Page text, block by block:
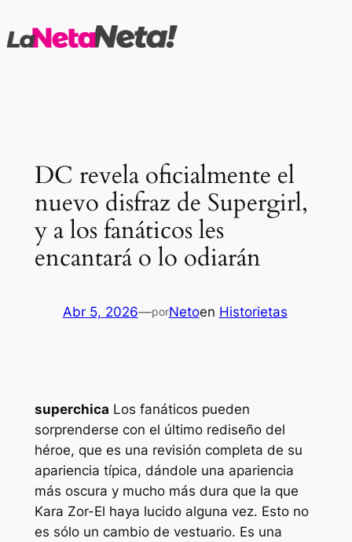
al
DC revela oficialmente el
nuevo disfraz de Supergirl,
y a los fanáticos les
encantará o lo odiarán
Abr 5, 2026—porNetoen Historietas
superchica Los fanáticos pueden
sorprenderse con el último rediseño del
héroe, que es una revisión completa de su
apariencia típica, dándole una apariencia
más oscura y mucho más dura que la que
Kara Zor-El haya lucido alguna vez. Esto no
es sólo un cambio de vestuario. Es una